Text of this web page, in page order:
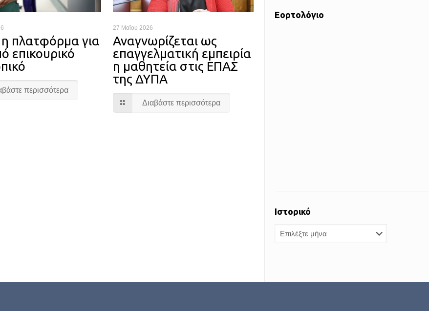
η πλατφόρμα για
επικουρικό
περισσότερα
27 Μαΐου 2026
Αναγνωρίζεται ως
επαγγελματική εμπειρία
η μαθητεία στις ΕΠΑΣ
της ΔΥΠΑ
Διαβάστε περισσότερα
Εορτολόγιο
Ιστορικό